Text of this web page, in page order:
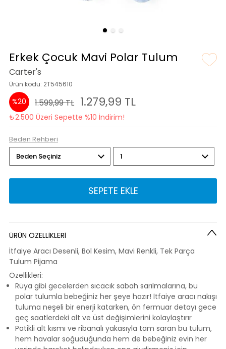
Erkek Çocuk Mavi Polar Tulum
Carter's
Ürün kodu: 2T545610
%20 1.599,99 TL 1.279,99 TL
₺2.500 Üzeri Sepette %10 İndirim!
Beden Rehberi
SEPETE EKLE
ÜRÜN ÖZELLİKLERİ
İtfaiye Aracı Desenli, Bol Kesim, Mavi Renkli, Tek Parça
Tulum Pijama
Özellikleri:
Rüya gibi gecelerden sıcacık sabah sarılmalarına, bu
polar tulumla bebeğiniz her şeye hazır! İtfaiye aracı nakışı
tuluma neşeli bir enerji katarken, ön fermuar detayı gece
geç saatlerdeki alt ve üst değişimlerini kolaylaştırır
Patikli alt kısmı ve ribanalı yakasıyla tam saran bu tulum,
hem havalar soğuduğunda hem de bebeğiniz evin her